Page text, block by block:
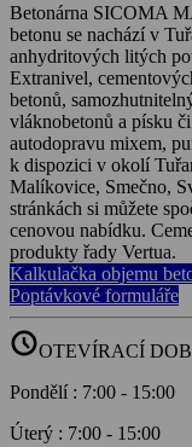
Betonárna SICOMA
betonu se nachází v
anhydritových litých
Extranivel,
betonů,
vláknobetonů a písku
autodopravu mixem,
k dispozici v okolí
Malíkovice, Smečno,
stránkách si můžete
cenovou nabídku.
produkty řady Vertua.
Kalkulačka objemu
Poptávkové formuláře
scheduleOTEVÍRACÍ
Pondělí : 7:00 - 15:00
Úterý : 7:00 - 15:00